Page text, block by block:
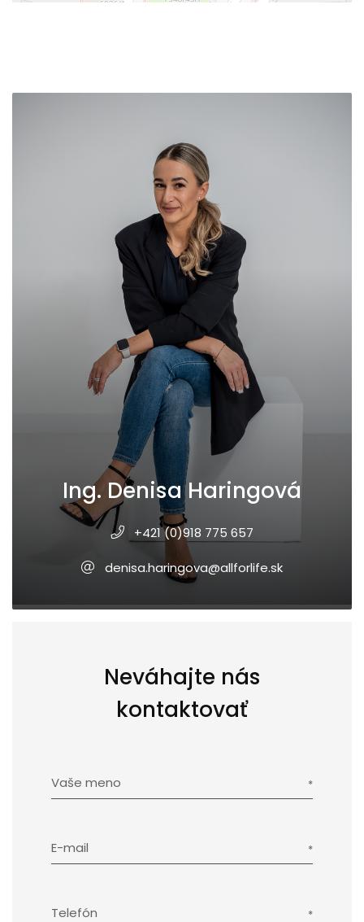
Ing. Denisa Haringová
+421 (0)918 775 657
denisa.haringova@allforlife.sk
Neváhajte nás
kontaktovať
Vaše meno
E-mail
Telefón